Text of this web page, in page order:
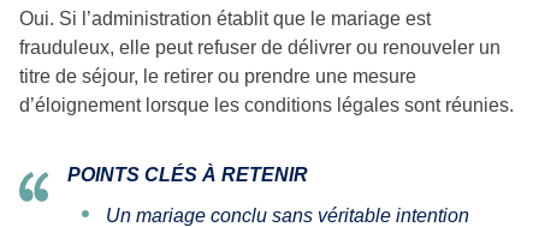
Oui. Si l’administration établit que le mariage est
frauduleux, elle peut refuser de délivrer ou renouveler un
titre de séjour, le retirer ou prendre une mesure
d’éloignement lorsque les conditions légales sont réunies.
POINTS CLÉS À RETENIR
Un mariage conclu sans véritable intention